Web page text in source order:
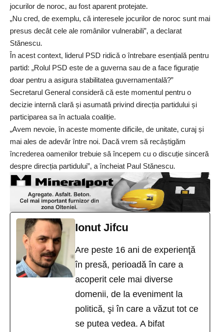
jocurilor de noroc, au fost aparent protejate.
„Nu cred, de exemplu, că interesele jocurilor de noroc sunt mai
presus decât cele ale românilor vulnerabili”, a declarat
Stănescu.
În acest context, liderul PSD ridică o întrebare esențială pentru
partid: „Rolul PSD este de a guverna sau de a face figurație
doar pentru a asigura stabilitatea guvernamentală?”
Secretarul General consideră că este momentul pentru o
decizie internă clară și asumată privind direcția partidului și
participarea sa în actuala coaliție.
„Avem nevoie, în aceste momente dificile, de unitate, curaj și
mai ales de adevăr între noi. Dacă vrem să recâștigăm
încrederea oamenilor trebuie să începem cu o discuție sinceră
despre direcția partidului”, a încheiat Paul Stănescu.
Ionut Jifcu
Are peste 16 ani de experienţă
în presă, perioadă în care a
acoperit cele mai diverse
domenii, de la eveniment la
politică, şi în care a văzut tot ce
se putea vedea. A bifat